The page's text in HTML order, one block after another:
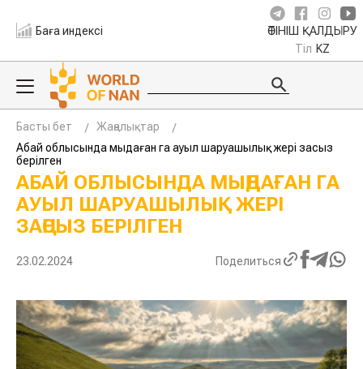
Баға индексі ӨТІНІШ ҚАЛДЫРУ
Тіл KZ
Басты бет
Жаңалықтар
Абай облысында мыңдаған га ауыл шаруашылық жері заңсыз
берілген
АБАЙ ОБЛЫСЫНДА МЫҢДАҒАН ГА
АУЫЛ ШАРУАШЫЛЫҚ ЖЕРІ
ЗАҢСЫЗ БЕРІЛГЕН
23.02.2024 Поделиться